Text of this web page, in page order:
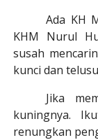
Ada KH
KHM Nurul
susah
kunci dan
Jika
kuningnya.
renungkan